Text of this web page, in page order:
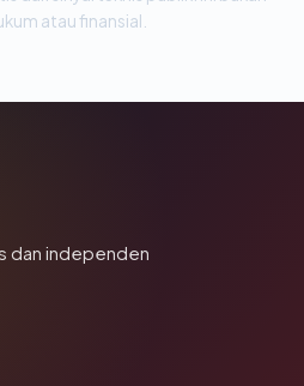
atau finansial.
dan independen